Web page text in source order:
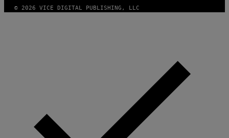
© 2026 VICE DIGITAL PUBLISHING, LLC